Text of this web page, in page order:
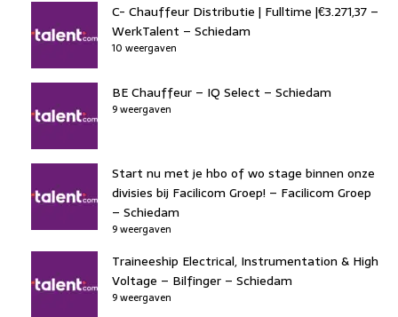
C- Chauffeur Distributie | Fulltime |€3.271,37 –
WerkTalent – Schiedam
10 weergaven
BE Chauffeur – IQ Select – Schiedam
9 weergaven
Start nu met je hbo of wo stage binnen onze
divisies bij Facilicom Groep! – Facilicom Groep
– Schiedam
9 weergaven
Traineeship Electrical, Instrumentation & High
Voltage – Bilfinger – Schiedam
9 weergaven